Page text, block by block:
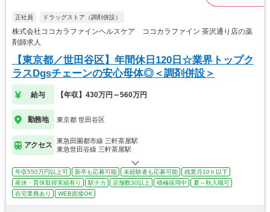
正社員 ドラッグストア（調剤併設）
株式会社ココカラファインヘルスケア ココカラファイン 茶沢通り店の薬
剤師求人
【東京都／世田谷区】年間休日120日☆業界トップク
ラスDgsチェーンの安心母体◎＜調剤併設＞
給与 【年収】430万円～560万円
勤務地 東京都 世田谷区
アクセス
東急田園都市線 三軒茶屋駅
東急世田谷線 三軒茶屋駅
年収550万円以上可 新卒も応募可能 未経験者も応募可能
残業月10ｈ以下
産休・育休取得実績有り
駅チカ 店舗数30以上 積極採用中
夏～秋入職可
在宅業務あり
WEB面接OK